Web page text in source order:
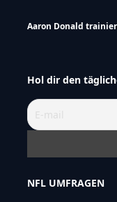
Aaron Donald
Hol dir den
NFL UMFRAGEN